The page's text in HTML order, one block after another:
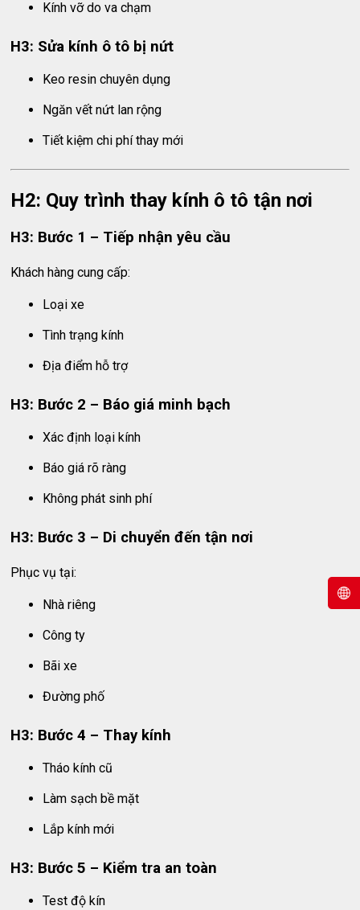
Kính vỡ do va chạm
H3: Sửa kính ô tô bị nứt
Keo resin chuyên dụng
Ngăn vết nứt lan rộng
Tiết kiệm chi phí thay mới
H2: Quy trình thay kính ô tô tận nơi
H3: Bước 1 – Tiếp nhận yêu cầu
Khách hàng cung cấp:
Loại xe
Tình trạng kính
Địa điểm hỗ trợ
H3: Bước 2 – Báo giá minh bạch
Xác định loại kính
Báo giá rõ ràng
Không phát sinh phí
H3: Bước 3 – Di chuyển đến tận nơi
Phục vụ tại:
Nhà riêng
Công ty
Bãi xe
Đường phố
H3: Bước 4 – Thay kính
Tháo kính cũ
Làm sạch bề mặt
Lắp kính mới
H3: Bước 5 – Kiểm tra an toàn
Test độ kín